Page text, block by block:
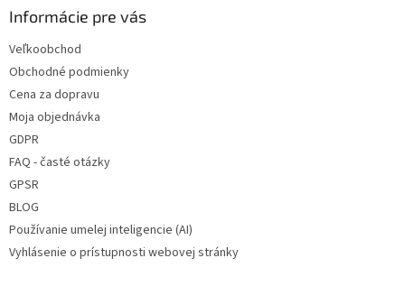
Informácie pre vás
Veľkoobchod
Obchodné podmienky
Cena za dopravu
Moja objednávka
GDPR
FAQ - časté otázky
GPSR
BLOG
Používanie umelej inteligencie (AI)
Vyhlásenie o prístupnosti webovej stránky